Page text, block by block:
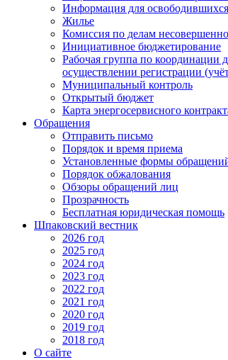
Информация для освободившихся
Жилье
Комиссия по делам
Инициативное бюджетирование
Рабочая группа по координации
осуществлении регистрации
Муниципальный контроль
Открытый бюджет
Карта энергосервисного
Обращения
Отправить письмо
Порядок и время приема
Установленные формы
Порядок обжалования
Обзоры обращений лиц
Прозрачность
Бесплатная юридическая помощь
Шпаковский вестник
2026 год
2025 год
2024 год
2023 год
2022 год
2021 год
2020 год
2019 год
2018 год
О сайте